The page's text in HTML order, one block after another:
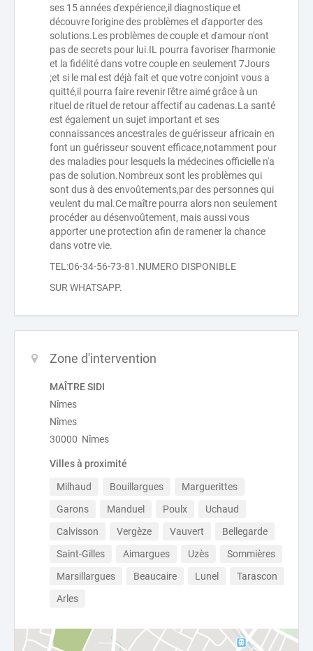
ses 15 années ďexpérience,il diagnostique et
découvre ľorigine des problèmes et ďapporter des
solutions.Les problèmes de couple et ďamour n'ont
pas de secrets pour lui.IL pourra favoriser ľharmonie
et la fidélité dans votre couple en seulement 7Jours
;et si le mal est déjà fait et que votre conjoint vous a
quitté,il pourra faire revenir ľêtre aimé grâce à un
rituel de rituel de retour affectif au cadenas.La santé
est également un sujet important et ses
connaissances ancestrales de guérisseur africain en
font un guérisseur souvent efficace,notamment pour
des maladies pour lesquels la médecines officielle n'a
pas de solution.Nombreux sont les problèmes qui
sont dus à des envoûtements,par des personnes qui
veulent du mal.Ce maître pourra alors non seulement
procéder au désenvoûtement, mais aussi vous
apporter une protection afin de ramener la chance
dans votre vie.
TEL:06-34-56-73-81.NUMERO DISPONIBLE
SUR WHATSAPP.
Zone d'intervention
MAÎTRE SIDI
Nîmes
Nîmes
30000 Nîmes
Villes à proximité
Milhaud Bouillargues
Marguerittes
Garons
Manduel Poulx
Uchaud
Calvisson
Vergèze Vauvert
Bellegarde
Saint-Gilles
Aimargues Uzès
Sommières
Marsillargues
Beaucaire Lunel
Tarascon
Arles